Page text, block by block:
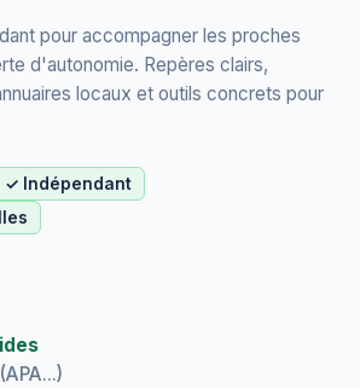
pour accompagner les proches
d'autonomie. Repères clairs,
locaux et outils concrets pour
✓ Indépendant